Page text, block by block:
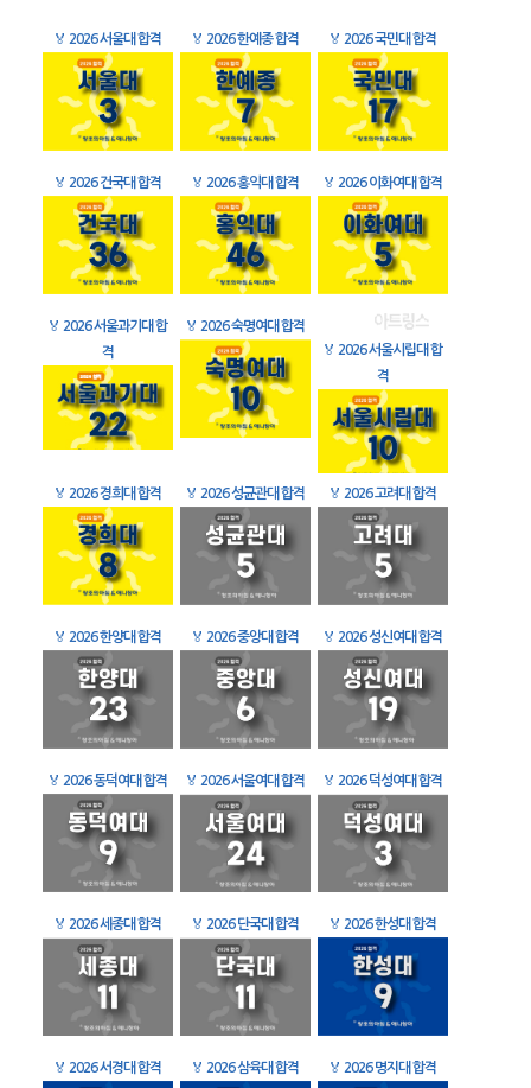
🏅 2026 서울대 합격 🏅 2026 한예종 합격 🏅 2026 국민대 합격
🏅 2026 건국대 합격 🏅 2026 홍익대 합격 🏅 2026 이화여대 합격
🏅 2026 서울과기대 합
격
🏅 2026 숙명여대 합격
🏅 2026 서울시립대 합
격
🏅 2026 경희대 합격 🏅 2026 성균관대 합격 🏅 2026 고려대 합격
🏅 2026 한양대 합격 🏅 2026 중앙대 합격 🏅 2026 성신여대 합격
🏅 2026 동덕여대 합격 🏅 2026 서울여대 합격 🏅 2026 덕성여대 합격
🏅 2026 세종대 합격 🏅 2026 단국대 합격 🏅 2026 한성대 합격
🏅 2026 서경대 합격 🏅 2026 삼육대 합격 🏅 2026 명지대 합격